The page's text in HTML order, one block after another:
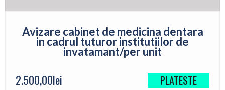
Avizare cabinet de medicina dentara
in cadrul tuturor institutiilor de
invatamant/per unit
2.500,00lei PLATESTE